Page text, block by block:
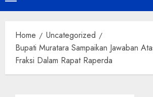
Menu
Home
Uncategorized
Bupati Muratara Sampaikan Jawaban
Fraksi Dalam Rapat Raperda